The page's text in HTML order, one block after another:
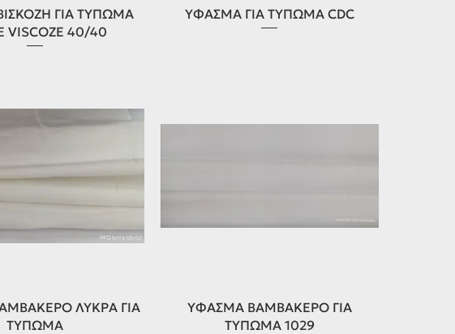
προβολή
ΓΙΑ ΤΥΠΩΜΑ
VISCOZE 40/40
Γρήγορη προβολή
ΥΦΑΣΜΑ ΓΙΑ ΤΥΠΩΜΑ CDC
προβολήΛΥΚΡΑ ΓΙΑ
ΤΥΠΩΜΑ
Γρήγορη προβολή
ΥΦΑΣΜΑ ΒΑΜΒΑΚΕΡΟ ΓΙΑ
ΤΥΠΩΜΑ 1029